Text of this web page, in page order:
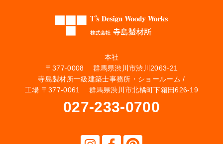
本社
〒377-0008 群馬県渋川市渋川2063-21
寺島製材所一級建築士事務所・ショールーム /
工場 〒377-0061 群馬県渋川市北橘町下箱田626-19
027-233-0700